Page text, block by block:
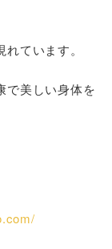
ています。
で美しい身体を